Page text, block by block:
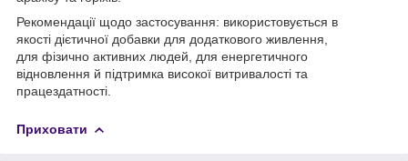
Рекомендації щодо застосування: використовується в
якості дієтичної добавки для додаткового живлення,
для фізично активних людей, для енергетичного
відновлення й підтримка високої витривалості та
працездатності.
Приховати